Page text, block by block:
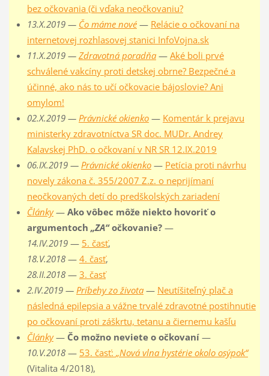
bez očkovania (či vďaka neočkovaniu?
13.X.2019 — Čo máme nové— Relácie o očkovaní na
internetovej rozhlasovej stanici InfoVojna.sk
11.X.2019 — Zdravotná poradňa— Aké boli prvé
schválené vakcíny proti detskej obrne? Bezpečné a
účinné, ako nás to učí očkovacie bájoslovie? Ani
omylom!
02.X.2019 — Právnické okienko— Komentár k prejavu
ministerky zdravotníctva SR doc. MUDr. Andrey
Kalavskej PhD. o očkovaní v NR SR 12.IX.2019
06.IX.2019 — Právnické okienko— Petícia proti návrhu
novely zákona č. 355/2007 Z.z. o neprijímaní
neočkovaných detí do predškolských zariadení
Články— Ako vôbec môže niekto hovoriť o
argumentoch „ZA“očkovanie?—
14.IV.2019— 5. časť,
18.V.2018— 4. časť,
28.II.2018— 3. časť
2.IV.2019 — Príbehy zo života— Neutíšiteľný plač a
následná epilepsia a vážne trvalé zdravotné postihnutie
po očkovaní proti záškrtu, tetanu a čiernemu kašľu
Články— Čo možno neviete o očkovaní—
10.V.2018— 53. časť: „Nová vlna hystérie okolo osýpok“
(Vitalita 4/2018),